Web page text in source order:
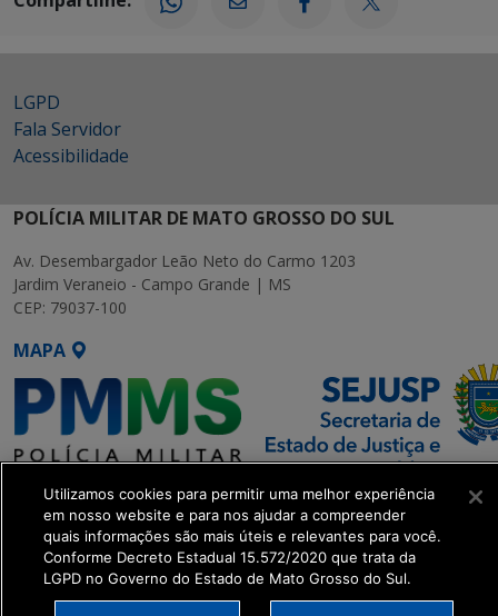
LGPD
Fala Servidor
Acessibilidade
POLÍCIA MILITAR DE MATO GROSSO DO SUL
Av. Desembargador Leão Neto do Carmo 1203
Jardim Veraneio - Campo Grande | MS
CEP: 79037-100
MAPA
SETDIG | Secretaria-Executiva
de Transformação Digital
get_footer();
Utilizamos cookies para permitir uma melhor experiência
em nosso website e para nos ajudar a compreender
quais informações são mais úteis e relevantes para você.
Conforme Decreto Estadual 15.572/2020 que trata da
LGPD no Governo do Estado de Mato Grosso do Sul.